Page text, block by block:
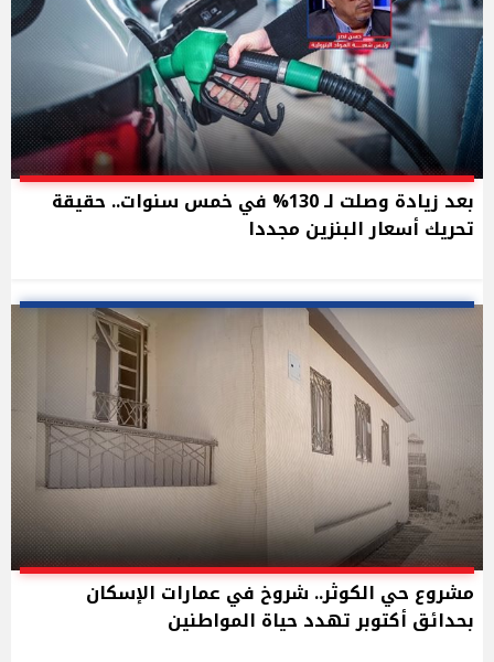
بعد زيادة وصلت لـ 130% في خمس سنوات.. حقيقة
تحريك أسعار البنزين مجددا
مشروع حي الكوثر.. شروخ في عمارات الإسكان
بحدائق أكتوبر تهدد حياة المواطنين